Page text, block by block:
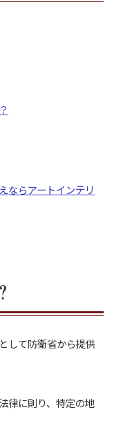
ならアートインテリ
して防衛省から提供
律に則り、特定の地